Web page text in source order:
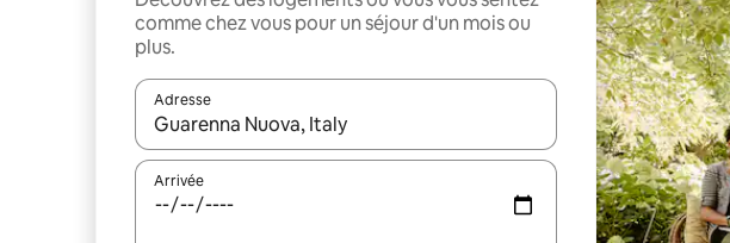
comme chez vous pour un séjour d'un mois ou
plus.
Adresse
Lorsque les résultats s'affichent, utilisez les flèches vers le haut et vers le
Arrivée